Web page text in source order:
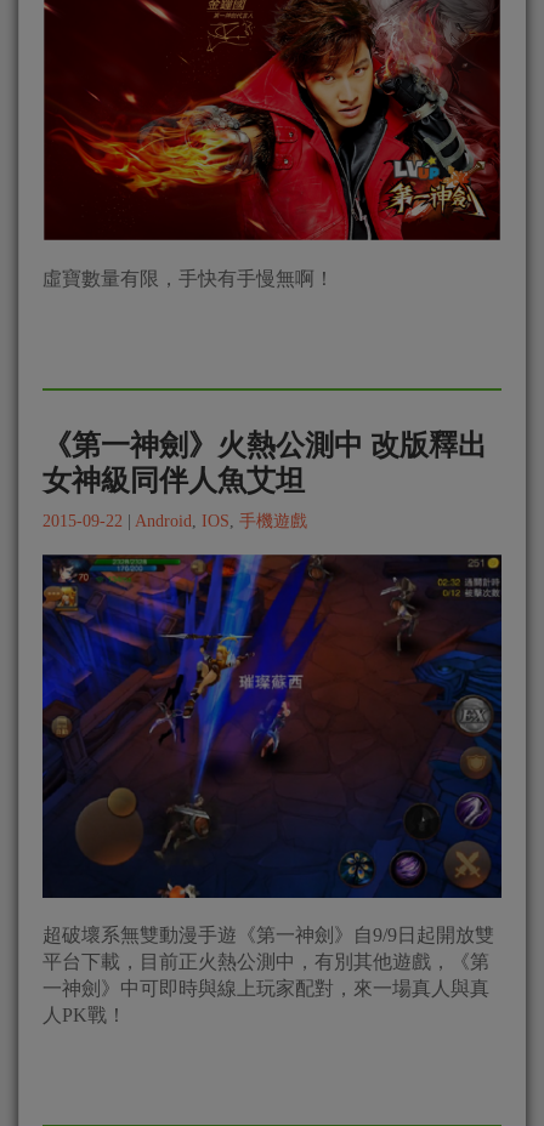
虛寶數量有限，手快有手慢無啊！
《第一神劍》火熱公測中 改版釋出
女神級同伴人魚艾坦
2015-09-22 Android IOS 手機遊戲
超破壞系無雙動漫手遊《第一神劍》自9/9日起開放雙
平台下載，目前正火熱公測中，有別其他遊戲，《第
一神劍》中可即時與線上玩家配對，來一場真人與真
人PK戰！